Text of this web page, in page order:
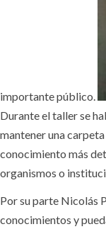
importante público.
Durante el taller se
mantener una
conocimiento más
organismos o
Por su parte Nicolás
conocimientos y